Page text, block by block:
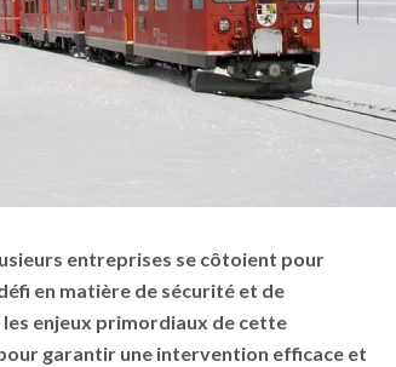
entreprises se côtoient pour
en matière de sécuritéet de
enjeux primordiaux de cette
garantir une intervention efficace et